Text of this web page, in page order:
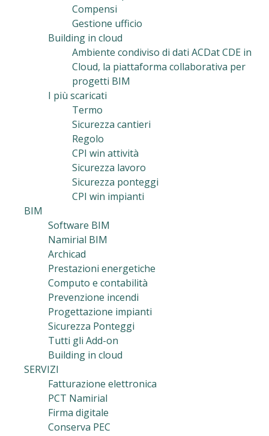
Compensi
Gestione ufficio
Building in cloud
Ambiente condiviso di dati ACDat CDE in
Cloud, la piattaforma collaborativa per
progetti BIM
I più scaricati
Termo
Sicurezza cantieri
Regolo
CPI win attività
Sicurezza lavoro
Sicurezza ponteggi
CPI win impianti
BIM
Software BIM
Namirial BIM
Archicad
Prestazioni energetiche
Computo e contabilità
Prevenzione incendi
Progettazione impianti
Sicurezza Ponteggi
Tutti gli Add-on
Building in cloud
SERVIZI
Fatturazione elettronica
PCT Namirial
Firma digitale
Conserva PEC